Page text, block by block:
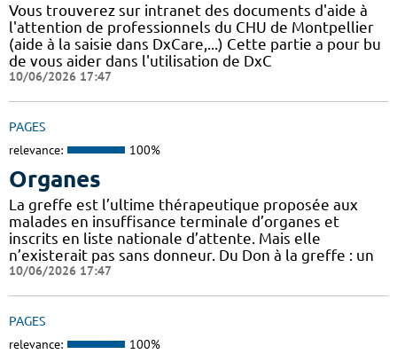
Vous trouverez sur intranet des documents d'aide à
l'attention de professionnels du CHU de Montpellier
(aide à la saisie dans DxCare,...) Cette partie a pour bu
de vous aider dans l'utilisation de DxC
10/06/2026 17:47
PAGES
relevance: 100%
Organes
La greffe est l’ultime thérapeutique proposée aux
malades en insuffisance terminale d’organes et
inscrits en liste nationale d’attente. Mais elle
n’existerait pas sans donneur. Du Don à la greffe : un
10/06/2026 17:47
PAGES
relevance: 100%